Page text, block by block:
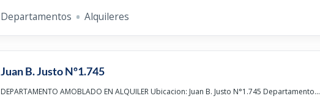
Departamentos Alquileres
Juan B. Justo Nº1.745
DEPARTAMENTO AMOBLADO EN ALQUILER Ubicacion: Juan B. Justo N°1.745 Departamento...